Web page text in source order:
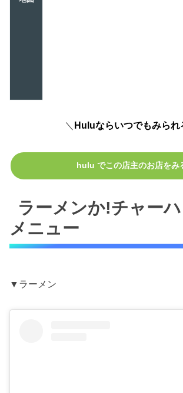
＼ Huluならいつでもみられ
hulu でこの店主のお店をみ
ラーメンか!チャー
メニュー
▼ラーメン